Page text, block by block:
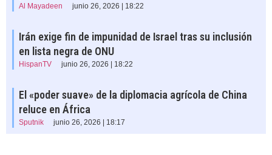
Al Mayadeen junio 26, 2026 | 18:22
Irán exige fin de impunidad de Israel tras su inclusión
en lista negra de ONU
HispanTV junio 26, 2026 | 18:22
El «poder suave» de la diplomacia agrícola de China
reluce en África
Sputnik junio 26, 2026 | 18:17